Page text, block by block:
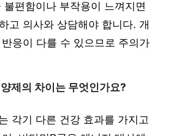
편함이나 부작용이 느껴지면
고 의사와 상담해야 합니다. 개
응이 다를 수 있으므로 주의가
제의 차이는 무엇인가요?
각기 다른 건강 효과를 가지고